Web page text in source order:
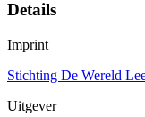
Details
Imprint
Stichting De Wereld
Uitgever